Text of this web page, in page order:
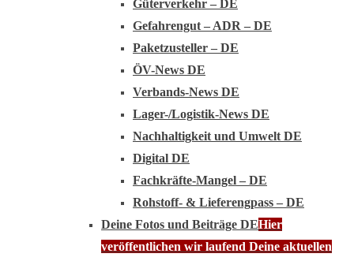
Güterverkehr – DE
Gefahrengut – ADR – DE
Paketzusteller – DE
ÖV-News DE
Verbands-News DE
Lager-/Logistik-News DE
Nachhaltigkeit und Umwelt DE
Digital DE
Fachkräfte-Mangel – DE
Rohstoff- & Lieferengpass – DE
Deine Fotos und Beiträge DEHier
veröffentlichen wir laufend Deine aktuellen